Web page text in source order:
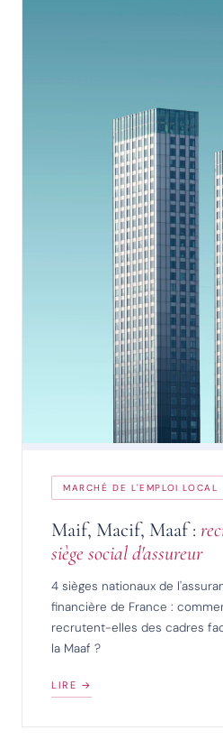
MARCHÉ DE L'EMPLOI LOCAL
Maif, Macif, Maaf :
siège social d'assureur
4 sièges nationaux de
financière de France :
recrutent-elles des cadres
la Maaf ?
LIRE →